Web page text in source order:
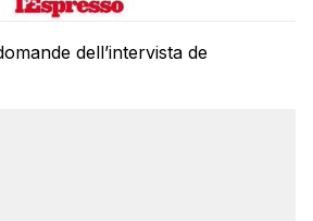
dell’intervista de